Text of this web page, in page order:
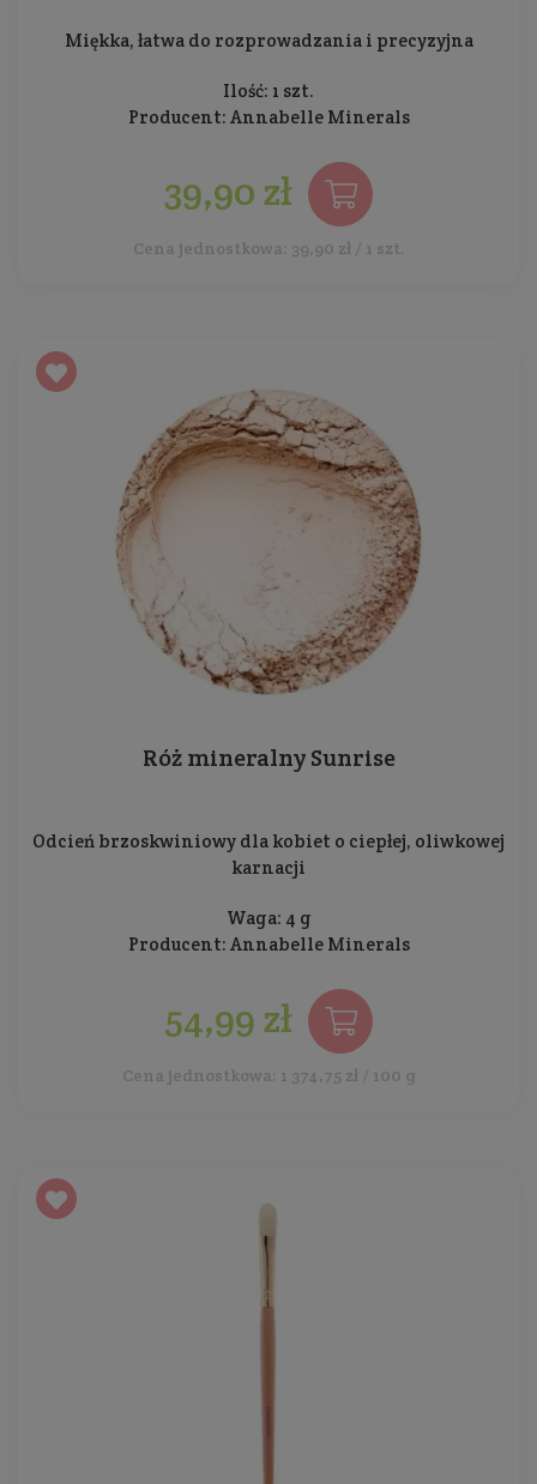
Miękka, łatwa do rozprowadzania i precyzyjna
Ilość: 1 szt.
Producent: Annabelle Minerals
39,90 zł
Cena jednostkowa: 39,90 zł / 1 szt.
Róż mineralny Sunrise
Odcień brzoskwiniowy dla kobiet o ciepłej, oliwkowej
karnacji
Waga: 4 g
Producent: Annabelle Minerals
54,99 zł
Cena jednostkowa: 1 374,75 zł / 100 g